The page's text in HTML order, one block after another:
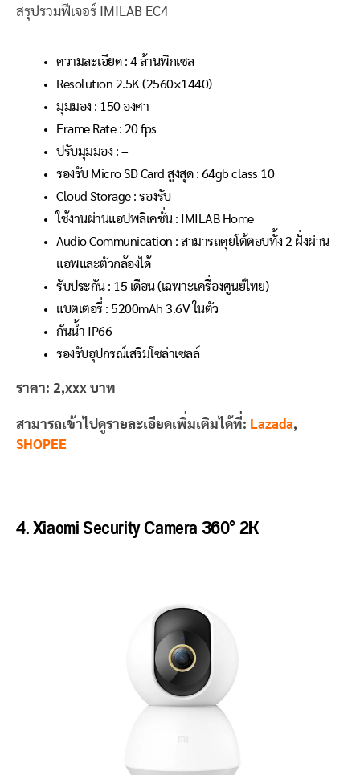
สรุปรวมฟีเจอร์ IMILAB EC4
ความละเอียด : 4 ล้านพิกเซล
Resolution 2.5K (2560×1440)
มุมมอง : 150 องศา
Frame Rate : 20 fps
ปรับมุมมอง : –
รองรับ Micro SD Card สูงสุด : 64gb class 10
Cloud Storage : รองรับ
ใช้งานผ่านแอปพลิเคชั่น : IMILAB Home
Audio Communication : สามารถคุยโต้ตอบทั้ง 2 ฝั่งผ่าน
แอพและตัวกล้องได้
รับประกัน : 15 เดือน (เฉพาะเครื่องศูนย์ไทย)
แบตเตอรี่ : 5200mAh 3.6V ในตัว
กันน้ำ IP66
รองรับอุปกรณ์เสริมโซล่าเซลล์
ราคา: 2,xxx บาท
สามารถเข้าไปดูรายละเอียดเพิ่มเติมได้ที่: Lazada,
SHOPEE
4. Xiaomi Security Camera 360° 2K